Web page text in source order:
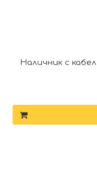
Наличник с